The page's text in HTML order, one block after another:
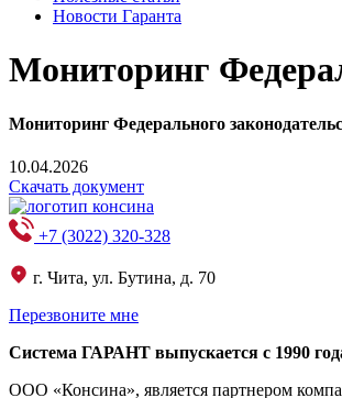
Новости Гаранта
Мониторинг
Мониторинг Федерального
10.04.2026
Скачать документ
+7 (3022) 320-328
г. Чита, ул. Бутина, д. 70
Перезвоните мне
Система ГАРАНТ выпускается с 1990
ООО «Консина», является партнером